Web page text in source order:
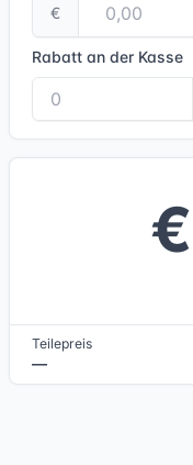
€
Rabatt an der Kasse
Teilepreis
—